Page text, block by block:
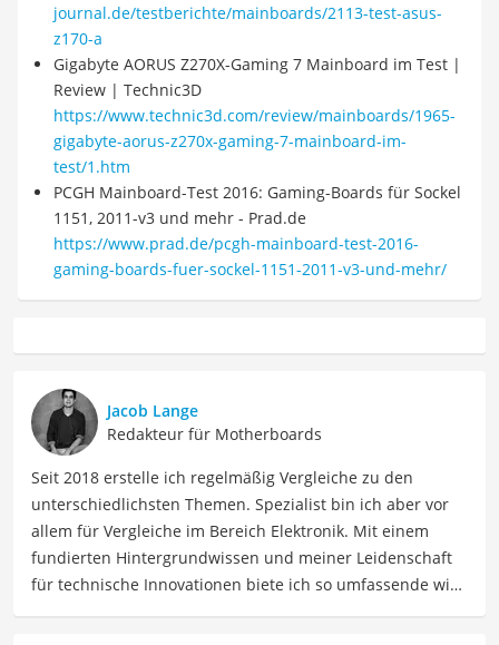
journal.de/testberichte/mainboards/2113-test-asus-
z170-a
Gigabyte AORUS Z270X-Gaming 7 Mainboard im Test |
Review | Technic3D
https://www.technic3d.com/review/mainboards/1965-
gigabyte-aorus-z270x-gaming-7-mainboard-im-
test/1.htm
PCGH Mainboard-Test 2016: Gaming-Boards für Sockel
1151, 2011-v3 und mehr - Prad.de
https://www.prad.de/pcgh-mainboard-test-2016-
gaming-boards-fuer-sockel-1151-2011-v3-und-mehr/
Jacob Lange
Redakteur für Motherboards
Seit 2018 erstelle ich regelmäßig Vergleiche zu den
unterschiedlichsten Themen. Spezialist bin ich aber vor
allem für Vergleiche im Bereich Elektronik. Mit einem
fundierten Hintergrundwissen und meiner Leidenschaft
für technische Innovationen biete ich so umfassende wie